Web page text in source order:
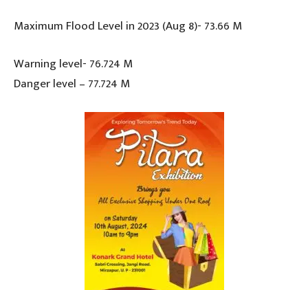
Maximum Flood Level in 2023 (Aug 8)- 73.66 M
Warning level- 76.724 M
Danger level – 77.724 M